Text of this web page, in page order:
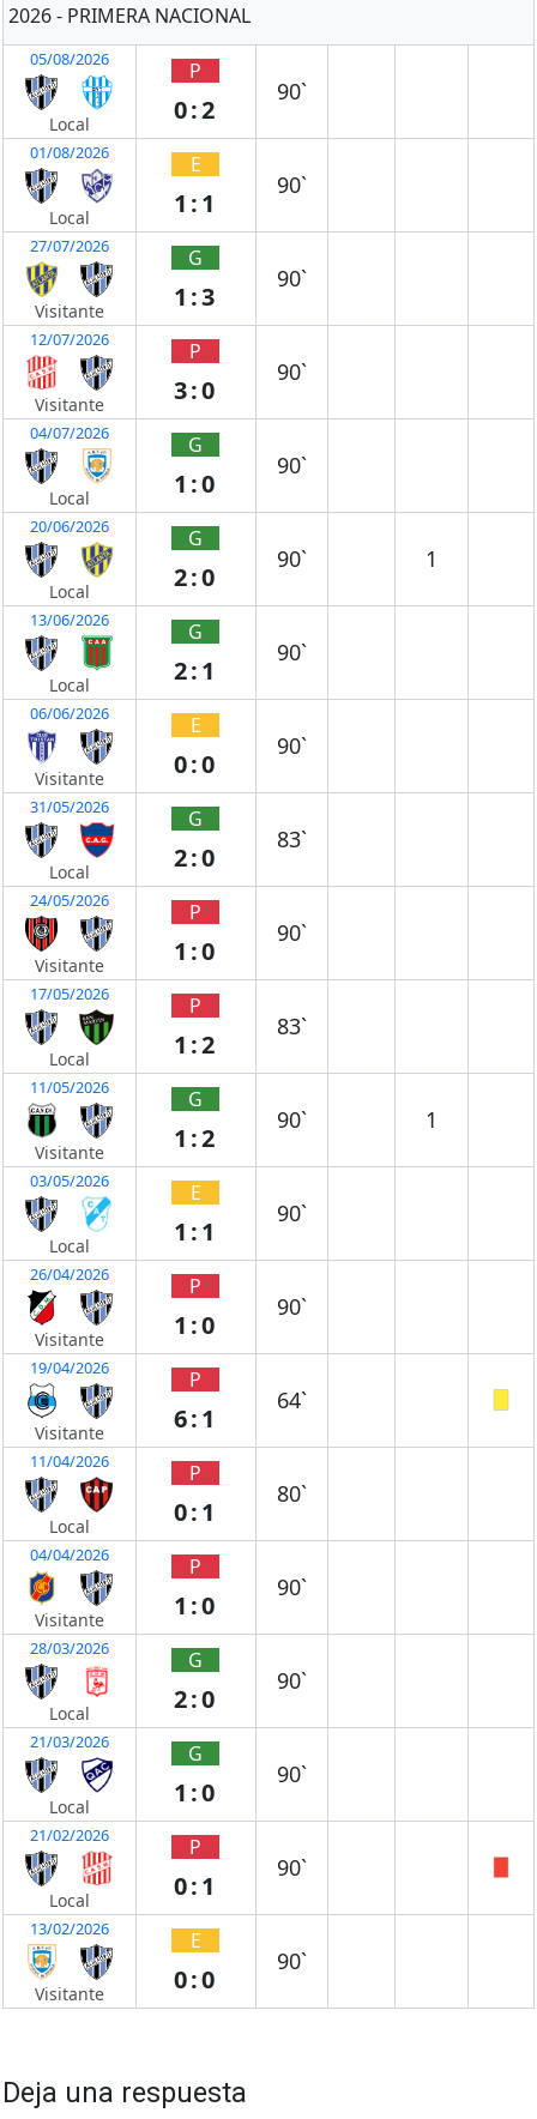
2026 - PRIMERA NACIONAL
05/08/2026
Local
P
0:2
90`
01/08/2026
Local
E
1:1
90`
27/07/2026
Visitante
G
1:3
90`
12/07/2026
Visitante
P
3:0
90`
04/07/2026
Local
G
1:0
90`
20/06/2026
Local
G
2:0
90` 1
13/06/2026
Local
G
2:1
90`
06/06/2026
Visitante
E
0:0
90`
31/05/2026
Local
G
2:0
83`
24/05/2026
Visitante
P
1:0
90`
17/05/2026
Local
P
1:2
83`
11/05/2026
Visitante
G
1:2
90` 1
03/05/2026
Local
E
1:1
90`
26/04/2026
Visitante
P
1:0
90`
19/04/2026
Visitante
P
6:1
64`
11/04/2026
Local
P
0:1
80`
04/04/2026
Visitante
P
1:0
90`
28/03/2026
Local
G
2:0
90`
21/03/2026
Local
G
1:0
90`
21/02/2026
Local
P
0:1
90`
13/02/2026
Visitante
E
0:0
90`
Deja una respuesta